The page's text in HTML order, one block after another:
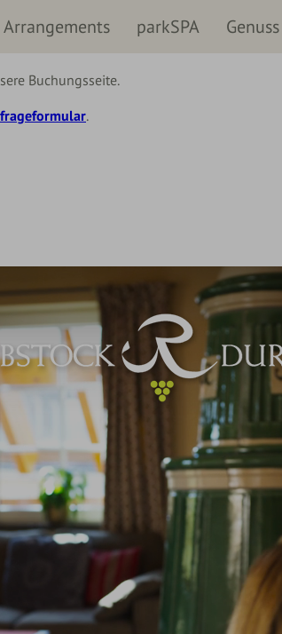
Buchungsseite.
.
Arrangements parkSPA